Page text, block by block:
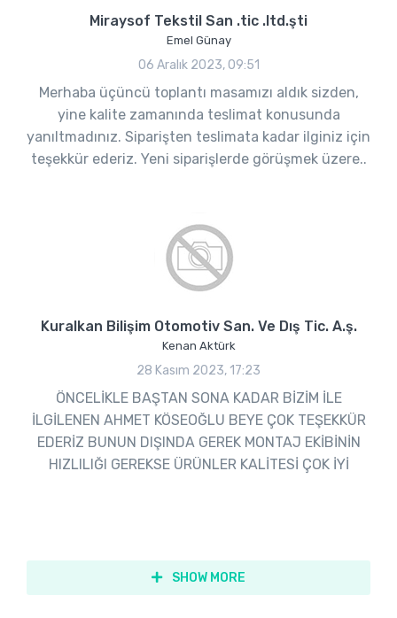
Miraysof Tekstil San .tic .ltd.şti
Emel Günay
06 Aralık 2023, 09:51
Merhaba üçüncü toplantı masamızı aldık sizden,
yine kalite zamanında teslimat konusunda
yanıltmadınız. Siparişten teslimata kadar ilginiz için
teşekkür ederiz. Yeni siparişlerde görüşmek üzere..
Kuralkan Bilişim Otomotiv San. Ve Dış Tic. A.ş.
Kenan Aktürk
28 Kasım 2023, 17:23
ÖNCELİKLE BAŞTAN SONA KADAR BİZİM İLE
İLGİLENEN AHMET KÖSEOĞLU BEYE ÇOK TEŞEKKÜR
EDERİZ BUNUN DIŞINDA GEREK MONTAJ EKİBİNİN
HIZLILIĞI GEREKSE ÜRÜNLER KALİTESİ ÇOK İYİ
SHOW MORE